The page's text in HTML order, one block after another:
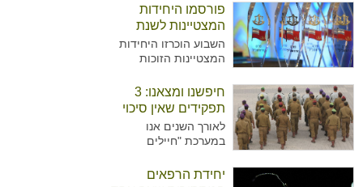
פורסמו היחידות
המצטיינות לשנת
2020
השבוע הוכרזו היחידות
המצטיינות הזוכות
2020, שיוענק בטקס
שיתקיים בחודש הבא.
האם היחידה שלכם
ברשימה?
חיפשנו ומצאנו: 3
תפקידים שאין סיכוי
שאתם מכירים
לאורך השנים אנו
במערכת "חיילים
לצעירים העומדים לפני
יחידת הרפאים